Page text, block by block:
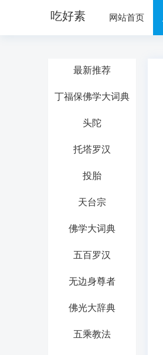
吃好素 网站首页
最新推荐
丁福保佛学大词典
头陀
托塔罗汉
投胎
天台宗
佛学大词典
五百罗汉
无边身尊者
佛光大辞典
五乘教法